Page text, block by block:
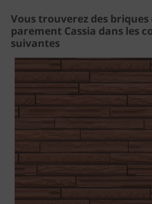
Vous trouverez des briques
parement Cassia dans les
suivantes
Next